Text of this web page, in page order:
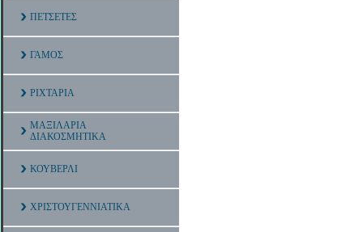
ΠΕΤΣΕΤΕΣ
ΓΑΜΟΣ
ΡΙΧΤΑΡΙΑ
ΜΑΞΙΛΑΡΙΑ
ΔΙΑΚΟΣΜΗΤΙΚΑ
ΚΟΥΒΕΡΛΙ
ΧΡΙΣΤΟΥΓΕΝΝΙΑΤΙΚΑ